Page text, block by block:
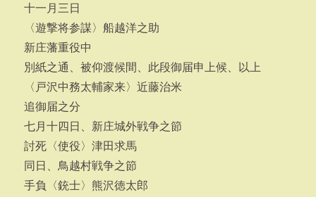
十一月三日
〈遊撃将参謀〉船越洋之助
新庄藩重役中
別紙之通、被仰渡候間、此段御届申上候、以上
〈戸沢中務太輔家来〉近藤治米
追御届之分
七月十四日、新庄城外戦争之節
討死〈使役〉津田求馬
同日、鳥越村戦争之節
手負〈銃士〉熊沢徳太郎